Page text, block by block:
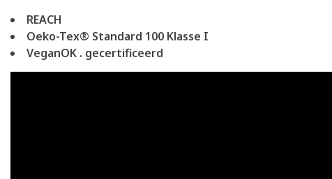
REACH
Oeko-Tex® Standard 100 Klasse I
VeganOK . gecertificeerd